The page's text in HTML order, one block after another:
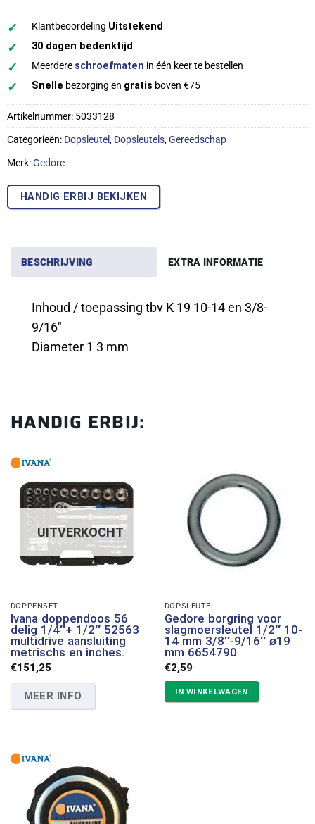
✓ Klantbeoordeling Uitstekend
✓ 30 dagen bedenktijd
✓ Meerdere schroefmaten in één keer te bestellen
✓ Snelle bezorging en gratis boven €75
Artikelnummer: 5033128
Categorieën: Dopsleutel, Dopsleutels,Gereedschap
Merk:Gedore
HANDIG ERBIJ BEKIJKEN
BESCHRIJVING EXTRA INFORMATIE
Inhoud / toepassing tbv K 19 10-14 en 3/8-
9/16″
Diameter 1 3 mm
HANDIG ERBIJ:
UITVERKOCHT
DOPPENSET
Ivana doppendoos 56
delig 1/4″+ 1/2″ 52563
multidrive aansluiting
metrischs en inches.
€151,25
MEER INFO
DOPSLEUTEL
Gedore borgring voor
slagmoersleutel 1/2″ 10-
14 mm 3/8″-9/16″ ø19
mm 6654790
€2,59
IN WINKELWAGEN